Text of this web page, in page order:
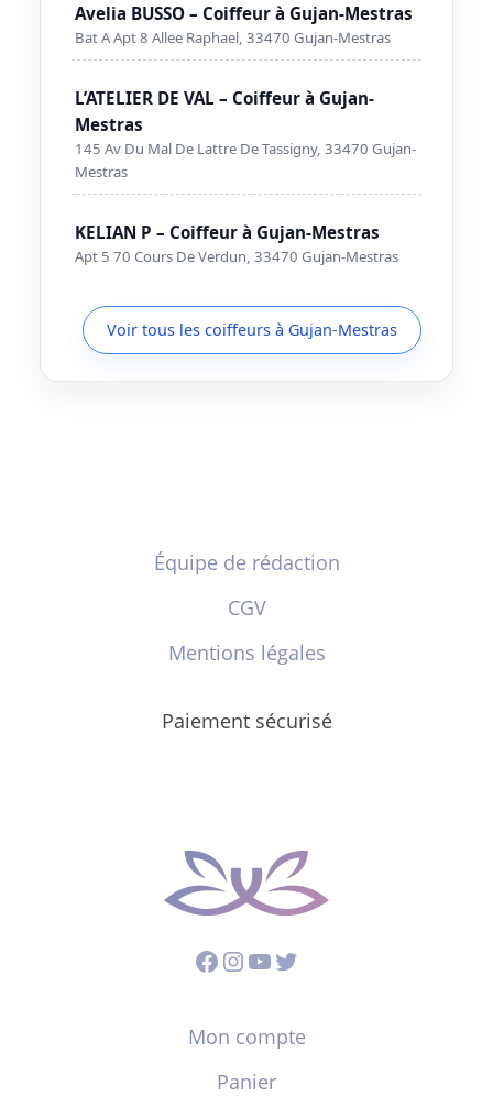
Avelia BUSSO – Coiffeur à Gujan-Mestras
Bat A Apt 8 Allee Raphael, 33470 Gujan-Mestras
L’ATELIER DE VAL – Coiffeur à Gujan-
Mestras
145 Av Du Mal De Lattre De Tassigny, 33470 Gujan-
Mestras
KELIAN P – Coiffeur à Gujan-Mestras
Apt 5 70 Cours De Verdun, 33470 Gujan-Mestras
Voir tous les coiffeurs à Gujan-Mestras
Équipe de rédaction
CGV
Mentions légales
Paiement sécurisé
Facebook
Instagram
YouTube
Twitter
Mon compte
Panier